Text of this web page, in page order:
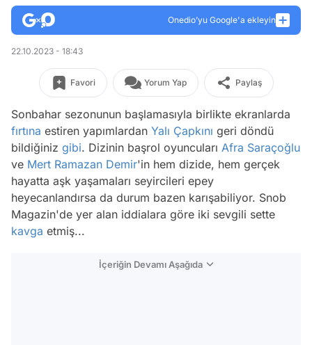
Onedio’yu Google'a ekleyin
22.10.2023 - 18:43
Favori Yorum Yap Paylaş
Sonbahar sezonunun başlamasıyla birlikte ekranlarda
fırtına estiren yapımlardan Yalı Çapkını geri döndü
bildiğiniz gibi. Dizinin başrol oyuncuları Afra Saraçoğlu
ve Mert Ramazan Demir'in hem dizide, hem gerçek
hayatta aşk yaşamaları seyircileri epey
heyecanlandırsa da durum bazen karışabiliyor. Snob
Magazin'de yer alan iddialara göre iki sevgili sette
kavga etmiş...
İçeriğin Devamı Aşağıda